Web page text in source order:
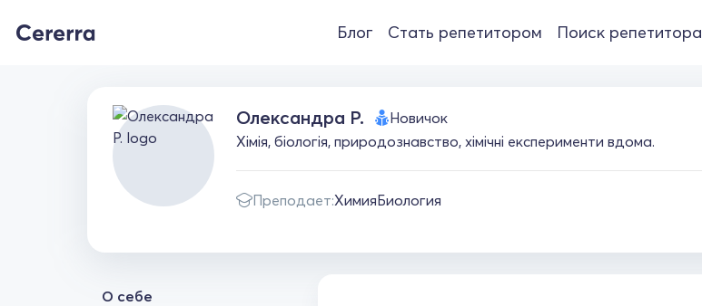
Блог Стать репетитором Поиск репетитора
Олександра Р.
Новичок
Хімія, біологія, природознавство, хімічні експерименти вдома.
Преподает:ХимияБиология
О себе